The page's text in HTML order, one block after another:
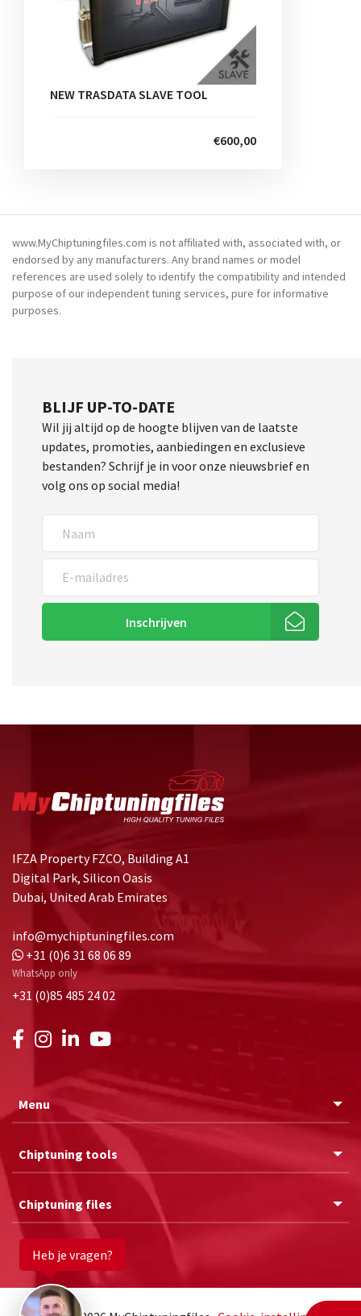
NEW TRASDATA SLAVE TOOL
€600,00
www.MyChiptuningfiles.com is not affiliated with, associated with, or
endorsed by any manufacturers. Any brand names or model
references are used solely to identify the compatibility and intended
purpose of our independent tuning services, pure for informative
purposes.
BLIJF UP-TO-DATE
Wil jij altijd op de hoogte blijven van de laatste
updates, promoties, aanbiedingen en exclusieve
bestanden? Schrijf je in voor onze nieuwsbrief en
volg ons op social media!
Inschrijven
IFZA Property FZCO, Building A1
Digital Park, Silicon Oasis
Dubai, United Arab Emirates
info@mychiptuningfiles.com
+31 (0)6 31 68 06 89
WhatsApp only
+31 (0)85 485 24 02
Menu
Chiptuning tools
Chiptuning files
Heb je vragen?